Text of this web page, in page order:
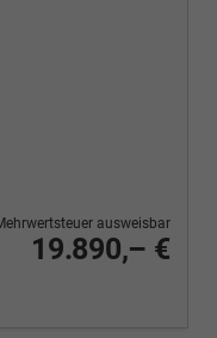
19.890,– €
ausweisbar